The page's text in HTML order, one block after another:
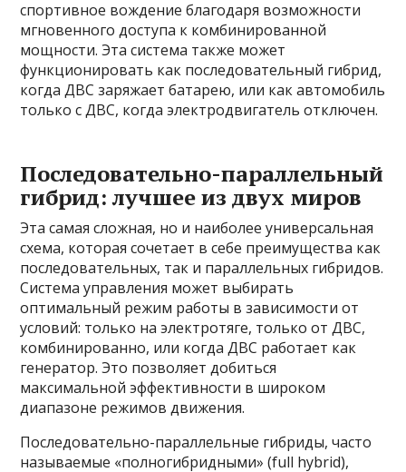
спортивное вождение благодаря возможности
мгновенного доступа к комбинированной
мощности. Эта система также может
функционировать как последовательный гибрид,
когда ДВС заряжает батарею, или как автомобиль
только с ДВС, когда электродвигатель отключен.
Последовательно-параллельный
гибрид: лучшее из двух миров
Эта самая сложная, но и наиболее универсальная
схема, которая сочетает в себе преимущества как
последовательных, так и параллельных гибридов.
Система управления может выбирать
оптимальный режим работы в зависимости от
условий: только на электротяге, только от ДВС,
комбинированно, или когда ДВС работает как
генератор. Это позволяет добиться
максимальной эффективности в широком
диапазоне режимов движения.
Последовательно-параллельные гибриды, часто
называемые «полногибридными» (full hybrid),